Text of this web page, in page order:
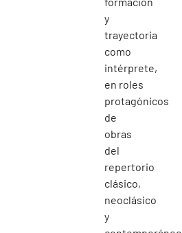
y
trayectoria
como
intérprete,
en roles
protagónicos
de
obras
del
repertorio
clásico,
neoclásico
y